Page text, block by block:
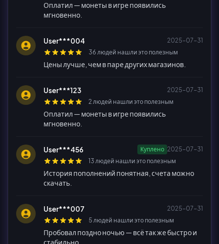
Оплатил — монеты в игре появились
мгновенно.
User***004
2025-07-31
36 людей нашли это полезным
Цены лучше, чем в паре других магазинов.
User***123
2025-07-31
2 людей нашли это полезным
Оплатил — монеты в игре появились
мгновенно.
User***456 Куплено 2025-07-31
13 людей нашли это полезным
История пополнений понятная, счета можно
скачать.
User***007
2025-07-31
5 людей нашли это полезным
Пробовал поздно ночью — всё так же быстро и
стабильно.